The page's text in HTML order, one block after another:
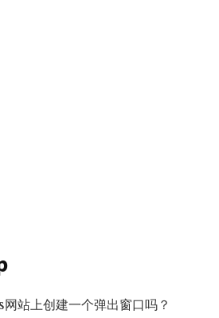
站上创建一个弹出窗口吗？